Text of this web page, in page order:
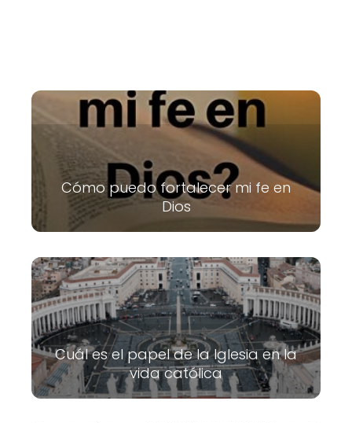
Cómo puedo fortalecer mi fe en
Dios
Cuál es el papel de la Iglesia en la
vida católica